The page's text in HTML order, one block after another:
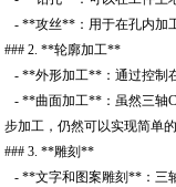
- **攻丝**：用于在孔内加
### 2. **轮廓加工**
- **外形加工**：通过控制
- **曲面加工**：虽然三轴
步加工，仍然可以实现简单的
### 3. **雕刻**
- **文字和图案雕刻**：三